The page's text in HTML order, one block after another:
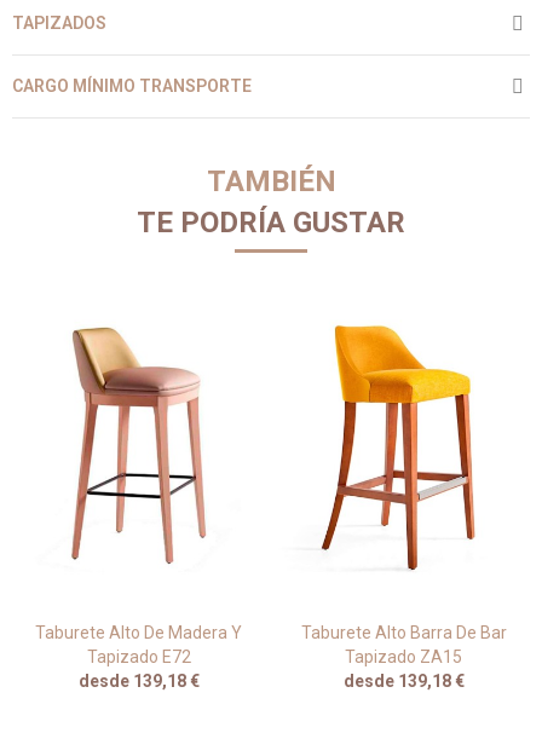
TAPIZADOS
CARGO MÍNIMO TRANSPORTE
TAMBIÉN
TE PODRÍA GUSTAR
Taburete Alto De Madera Y
Tapizado E72
desde 139,18 €
Taburete Alto Barra De Bar
Tapizado ZA15
desde 139,18 €